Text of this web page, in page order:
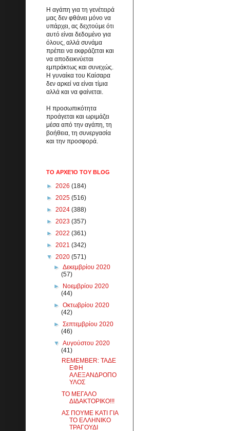
Η αγάπη για τη γενέτειρά
μας δεν φθάνει μόνο να
υπάρχει, ας δεχτούμε ότι
αυτό είναι δεδομένο για
όλους, αλλά συνάμα
πρέπει να εκφράζεται και
να αποδεικνύεται
εμπράκτως και συνεχώς.
Η γυναίκα του Καίσαρα
δεν αρκεί να είναι τίμια
αλλά και να φαίνεται.
Η προσωπικότητα
προάγεται και ωριμάζει
μέσα από την αγάπη, τη
βοήθεια, τη συνεργασία
και την προσφορά.
ΤΟ ΑΡΧΕΊΟ ΤΟΥ BLOG
► 2026 (184)
► 2025 (516)
► 2024 (388)
► 2023 (357)
► 2022 (361)
► 2021 (342)
▼ 2020 (571)
►Δεκεμβρίου 2020
(57)
► Νοεμβρίου 2020
(44)
►Οκτωβρίου 2020
(42)
►Σεπτεμβρίου 2020
(46)
▼Αυγούστου 2020
(41)
REMEΜBER: ΤΑΔΕ
ΕΦΗ
ΑΛΕΞΑΝΔΡΟΠΟ
ΥΛΟΣ
ΤΟ ΜΕΓΑΛΟ
ΔΙΔΑΚΤΟΡΙΚΟ!!!
ΑΣ ΠΟΥΜΕ ΚΑΤΙ ΓΙΑ
ΤΟ ΕΛΛΗΝΙΚΟ
ΤΡΑΓΟΥΔΙ